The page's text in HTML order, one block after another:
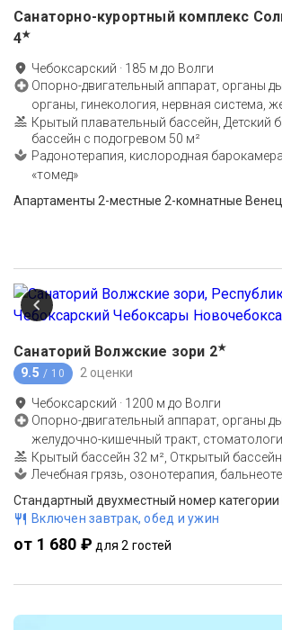
Санаторно-курортный комплекс
4★
Чебоксарский · 185 м до Волги
Опорно-двигательный аппарат, органы
органы, гинекология, нервная система,
Крытый плавательный бассейн, Детский
бассейн с подогревом 50 м²
Радонотерапия, кислородная
«томед»
Апартаменты 2-местные 2-комнатные
Санаторий Волжские зори 2★
9.5 / 10 2 оценки
Чебоксарский · 1200 м до Волги
Опорно-двигательный аппарат, органы
желудочно-кишечный тракт,
Крытый бассейн 32 м², Открытый
Лечебная грязь, озонотерапия,
Стандартный двухместный номер категории
Включен завтрак, обед и ужин
от 1 680 ₽ для 2 гостей